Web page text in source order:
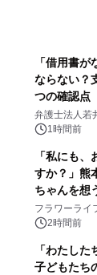
「借用書
ならない？
つの確認点
弁護士法人若
1時間前
「私にも
すか？」熊
ちゃんを想
フラワーライ
2時間前
「わたした
子どもたち